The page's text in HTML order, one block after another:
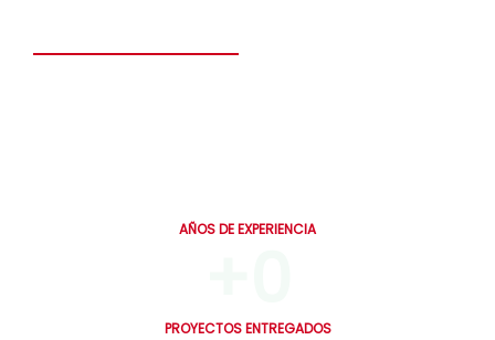
AÑOS DE EXPERIENCIA
PROYECTOS ENTREGADOS